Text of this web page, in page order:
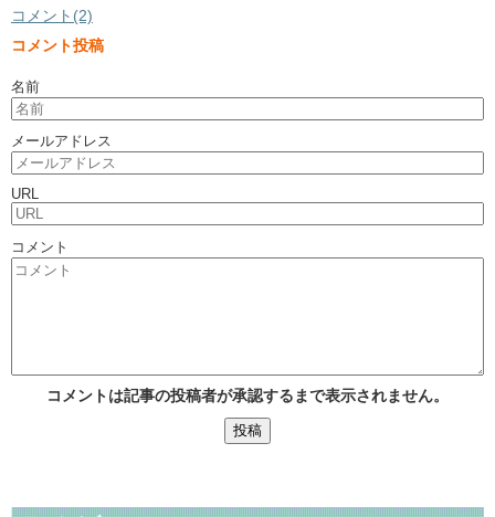
コメント(2)
コメント投稿
名前
メールアドレス
URL
コメント
コメントは記事の投稿者が承認するまで表示されません。